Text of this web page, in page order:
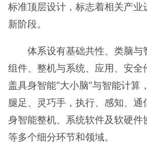
标准顶层设计，标志着相关产业
新阶段。
体系设有基础共性、类脑与
组件、整机与系统、应用、安
盖具身智能“大小脑”与智能计算
腿足、灵巧手，执行、感知、通
身智能整机、系统软件及软硬件
等多个细分环节和领域。